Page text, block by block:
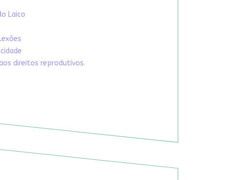
Laico
direitos reprodutivos.